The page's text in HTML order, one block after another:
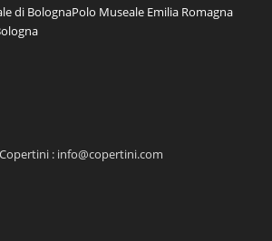
di BolognaPolo Museale Emilia Romagna
: info@copertini.com